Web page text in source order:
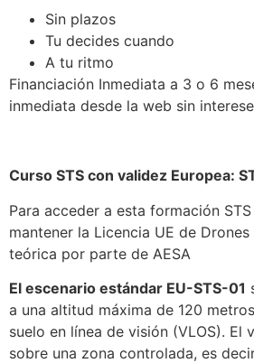
Sin plazos
Tu decides cuando
A tu ritmo
Financiación Inmediata a 3 o 6
inmediata desde la web sin
Curso STS con validez Europea:
Para acceder a esta formación
mantener la Licencia UE de Drones
teórica por parte de AESA
El escenario estándar EU-STS-01
a una altitud máxima de 120
suelo en línea de visión (VLOS). El
sobre una zona controlada, es